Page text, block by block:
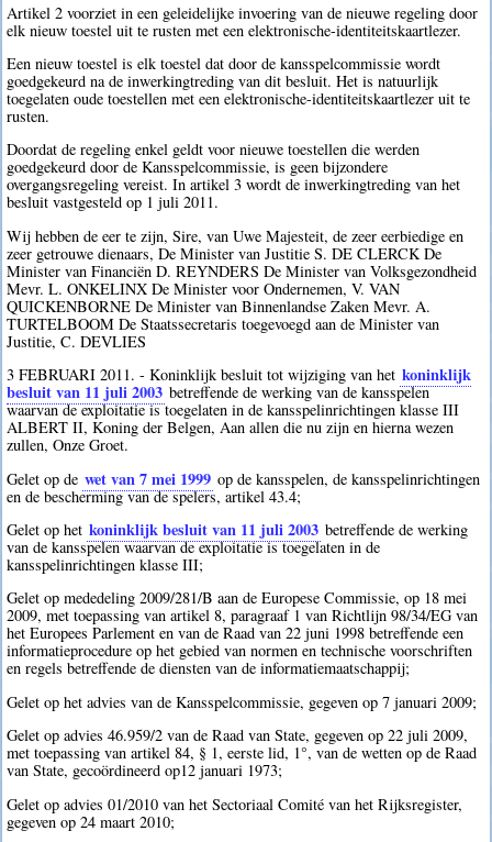
Artikel 2 voorziet in een geleidelijke invoering van de nieuwe regeling door
elk nieuw toestel uit te rusten met een elektronische-identiteitskaartlezer.
Een nieuw toestel is elk toestel dat door de kansspelcommissie wordt
goedgekeurd na de inwerkingtreding van dit besluit. Het is natuurlijk
toegelaten oude toestellen met een elektronische-identiteitskaartlezer uit te
rusten.
Doordat de regeling enkel geldt voor nieuwe toestellen die werden
goedgekeurd door de Kansspelcommissie, is geen bijzondere
overgangsregeling vereist. In artikel 3 wordt de inwerkingtreding van het
besluit vastgesteld op 1 juli 2011.
Wij hebben de eer te zijn, Sire, van Uwe Majesteit, de zeer eerbiedige en
zeer getrouwe dienaars, De Minister van Justitie S. DE CLERCK De
Minister van Financiën D. REYNDERS De Minister van Volksgezondheid
Mevr. L. ONKELINX De Minister voor Ondernemen, V. VAN
QUICKENBORNE De Minister van Binnenlandse Zaken Mevr. A.
TURTELBOOM De Staatssecretaris toegevoegd aan de Minister van
Justitie, C. DEVLIES
3 FEBRUARI 2011. - Koninklijk besluit tot wijziging van het koninklijk
besluit van 11 juli 2003 betreffende de werking van de kansspelen
waarvan de exploitatie is toegelaten in de kansspelinrichtingen klasse III
ALBERT II, Koning der Belgen, Aan allen die nu zijn en hierna wezen
zullen, Onze Groet.
Gelet op de wet van 7 mei 1999 op de kansspelen, de kansspelinrichtingen
en de bescherming van de spelers, artikel 43.4;
Gelet op het koninklijk besluit van 11 juli 2003 betreffende de werking
van de kansspelen waarvan de exploitatie is toegelaten in de
kansspelinrichtingen klasse III;
Gelet op mededeling 2009/281/B aan de Europese Commissie, op 18 mei
2009, met toepassing van artikel 8, paragraaf 1 van Richtlijn 98/34/EG van
het Europees Parlement en van de Raad van 22 juni 1998 betreffende een
informatieprocedure op het gebied van normen en technische voorschriften
en regels betreffende de diensten van de informatiemaatschappij;
Gelet op het advies van de Kansspelcommissie, gegeven op 7 januari 2009;
Gelet op advies 46.959/2 van de Raad van State, gegeven op 22 juli 2009,
met toepassing van artikel 84, § 1, eerste lid, 1°, van de wetten op de Raad
van State, gecoördineerd op12 januari 1973;
Gelet op advies 01/2010 van het Sectoriaal Comité van het Rijksregister,
gegeven op 24 maart 2010;